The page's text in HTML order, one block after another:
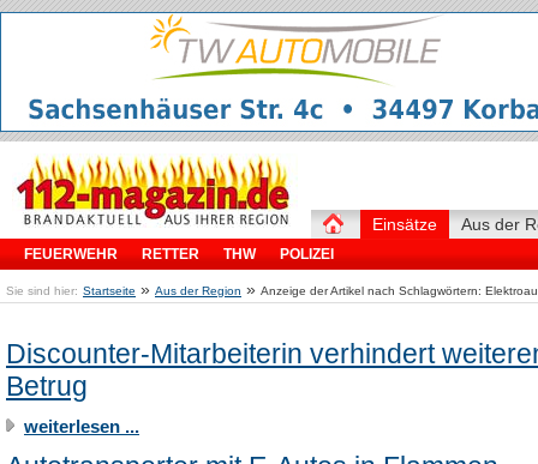
Einsätze
FEUERWEHR RETTER THW POLIZEI
Aus der
Sie sind hier: Startseite » Aus der Region » Anzeige der Artikel nach Schlagwörtern:
Discounter-Mitarbeiterin verhindert
Betrug
weiterlesen ...